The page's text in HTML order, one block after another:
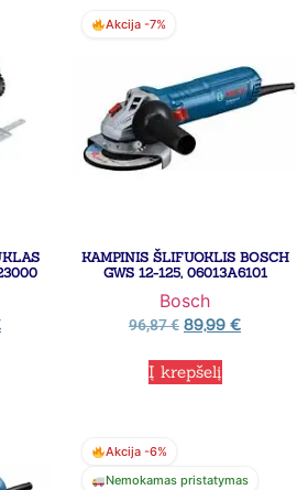
Akcija -7%
KAMPINIS ŠLIFUOKLIS BOSCH
GWS 12-125, 06013A6101
Bosch
96,87€ 89,99 €
Į krepšelį
Akcija -6%
Nemokamas pristatymas